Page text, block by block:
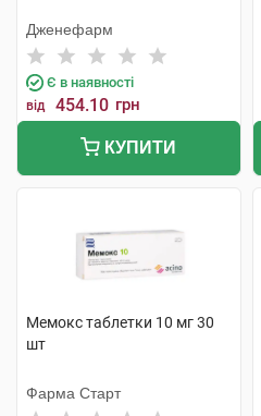
Дженефарм
Є в наявності
від 454.10 грн
КУПИТИ
Мемокс таблетки 10 мг 30
шт
Фарма Старт